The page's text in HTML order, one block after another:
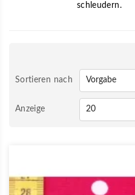
schleudern.
Sortieren nach
Anzeige